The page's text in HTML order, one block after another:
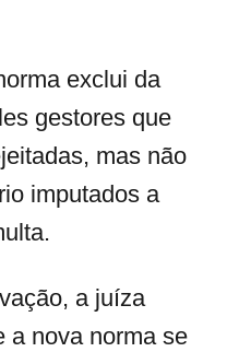
exclui da
gestores que
mas não
imputados a
a juíza
a nova norma se